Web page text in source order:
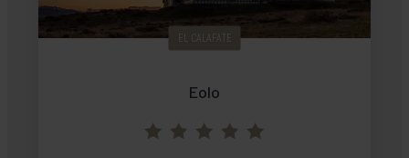
EL CALAFATE
Eolo